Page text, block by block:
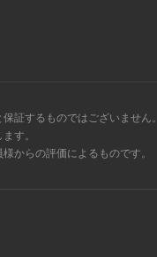
証するものではございません。
す。
からの評価によるものです。